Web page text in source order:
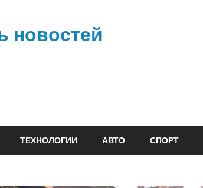
новостей
ТЕХНОЛОГИИ АВТО СПОРТ